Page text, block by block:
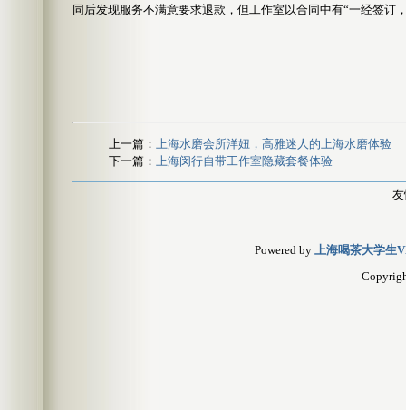
同后发现服务不满意要求退款，但工作室以合同中有“一经签
上一篇：
上海水磨会所洋妞，高雅迷人的上海水磨体验
下一篇：
上海闵行自带工作室隐藏套餐体验
Powered by
上海喝茶大学生